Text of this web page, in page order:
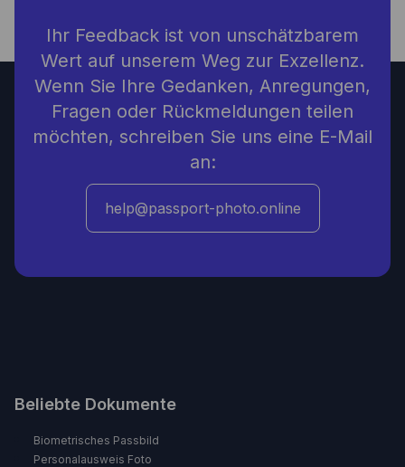
Ihr Feedback ist von unschätzbarem
Wert auf unserem Weg zur Exzellenz.
Wenn Sie Ihre Gedanken, Anregungen,
Fragen oder Rückmeldungen teilen
möchten, schreiben Sie uns eine E-Mail
an:
help@passport-photo.online
Beliebte Dokumente
Biometrisches Passbild
Personalausweis Foto